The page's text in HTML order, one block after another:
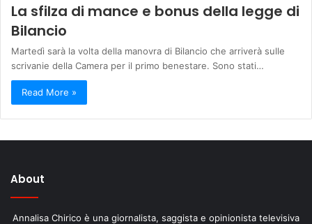
La sfilza di mance e bonus della legge di
Bilancio
Martedì sarà la volta della manovra di Bilancio che arriverà sulle
scrivanie della Camera per il primo benestare. Sono stati…
Read More »
About
Annalisa Chirico è una giornalista, saggista e opinionista televisiva